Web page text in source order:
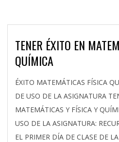
TENER ÉXITO EN
QUÍMICA
2018-
11-
29
ÉXITO MATEMÁTICAS FÍSICA
DE USO DE LA ASIGNATURA
MATEMÁTICAS Y FÍSICA Y
USO DE LA ASIGNATURA:
EL PRIMER DÍA DE CLASE DE